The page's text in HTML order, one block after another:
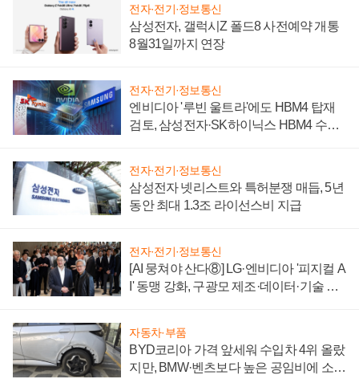
전자·전기·정보통신
삼성전자, 갤럭시Z 폴드8 사전예약 개통
8월31일까지 연장
전자·전기·정보통신
엔비디아 '루빈 울트라'에도 HBM4 탑재
검토, 삼성전자·SK하이닉스 HBM4 수율
전자·전기·정보통신
삼성전자 넷리스트와 특허분쟁 매듭, 5년
동안 최대 1.3조 라이선스비 지급
전자·전기·정보통신
[AI 뭉쳐야 산다⑧] LG·엔비디아 '피지컬 A
I' 동맹 강화, 구광모 제조·데이터·기술 결
자동차·부품
BYD코리아 가격 앞세워 수입차 4위 올랐
지만, BMW·벤츠보다 높은 공임비에 소비